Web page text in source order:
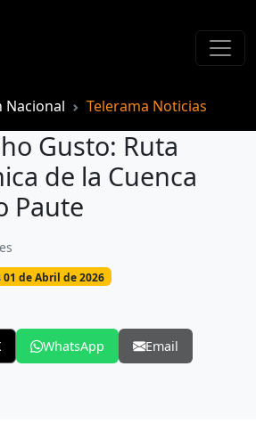
Nacional Telerama Noticias
Gusto: Ruta
de la Cuenca
Paute
de Abril de 2026
WhatsApp Email